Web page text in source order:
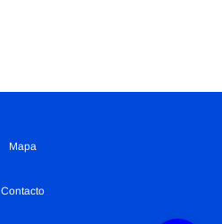
Mapa
Contacto